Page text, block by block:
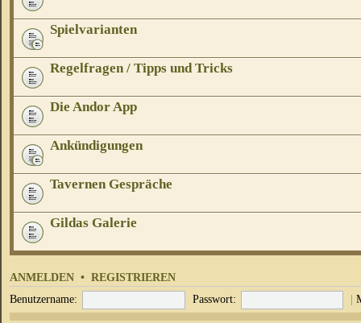
Spielvarianten
Regelfragen / Tipps und Tricks
Die Andor App
Ankündigungen
Tavernen Gespräche
Gildas Galerie
ANMELDEN • REGISTRIEREN
Benutzername: Passwort: |